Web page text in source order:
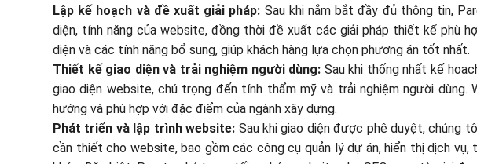
Lập kế hoạch và đề xuất giải pháp: Sau khi nắm bắt đầy đủ thông tin,
diện, tính năng của website, đồng thời đề xuất các giải pháp thiết kế phù
diện và các tính năng bổ sung, giúp khách hàng lựa chọn phương án tốt nhất.
Thiết kế giao diện và trải nghiệm người dùng: Sau khi thống nhất kế
giao diện website, chú trọng đến tính thẩm mỹ và trải nghiệm người
hướng và phù hợp với đặc điểm của ngành xây dựng.
Phát triển và lập trình website: Sau khi giao diện được phê duyệt, chúng
cần thiết cho website, bao gồm các công cụ quản lý dự án, hiển thị dịch vụ,